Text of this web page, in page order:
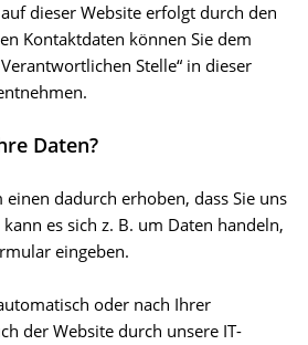
dieser Website erfolgt durch den
Kontaktdaten können Sie dem
Stelle“ in dieser
Daten?
dadurch erhoben, dass Sie uns
es sich z. B. um Daten handeln,
eingeben.
oder nach Ihrer
der Website durch unsere IT-